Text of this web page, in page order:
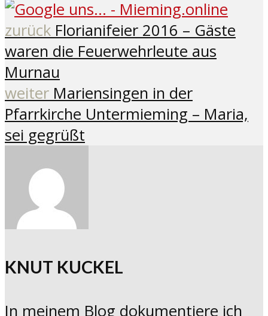
zurück Florianifeier 2016 – Gäste
waren die Feuerwehrleute aus
Murnau
weiter Mariensingen in der
Pfarrkirche Untermieming – Maria,
sei gegrüßt
KNUT KUCKEL
In meinem Blog dokumentiere ich